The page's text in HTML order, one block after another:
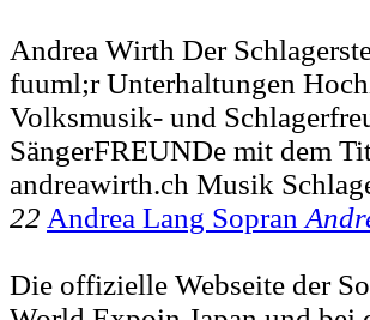
Andrea Wirth Der
fuuml;r Unterhaltungen
Volksmusik- und
SängerFREUNDe mit dem
andreawirth.ch Musik
22 Andrea Lang Sopran
Die offizielle Webseite der